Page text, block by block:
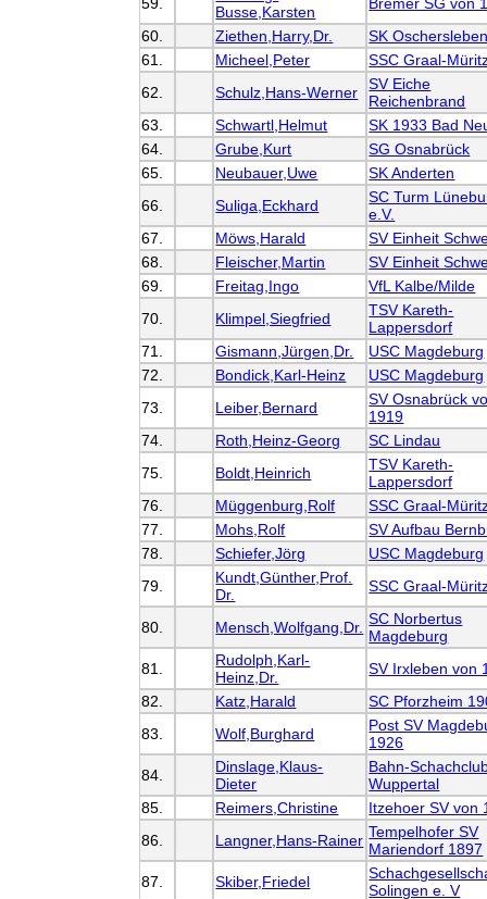
Busse,Karsten
60.
Ziethen,Harry,Dr.
SK
61.
Micheel,Peter
SSC Graal-
62.
Schulz,Hans-Werner
SV Eiche
Reichenbrand
63.
Schwartl,Helmut
SK 1933 Bad
64.
Grube,Kurt
SG Osnabrück
65.
Neubauer,Uwe
SK Anderten
66.
Suliga,Eckhard
SC Turm
e.V.
67.
Möws,Harald
SV Einheit
68.
Fleischer,Martin
SV Einheit
69.
Freitag,Ingo
VfL Kalbe/Milde
70.
Klimpel,Siegfried
TSV Kareth-
Lappersdorf
71.
Gismann,Jürgen,Dr.
USC Magdeburg
72.
Bondick,Karl-Heinz
USC Magdeburg
73.
Leiber,Bernard
SV Osnabrück
1919
74.
Roth,Heinz-Georg
SC Lindau
75.
Boldt,Heinrich
TSV Kareth-
Lappersdorf
76.
Müggenburg,Rolf
SSC Graal-
77.
Mohs,Rolf
SV Aufbau
78.
Schiefer,Jörg
USC Magdeburg
79.
Kundt,Günther,Prof.
Dr.
SSC Graal-
80. Mensch,Wolfgang,Dr. SC Norbertus
Magdeburg
81.
Rudolph,Karl-
Heinz,Dr.
SV Irxleben von
82.
Katz,Harald
SC Pforzheim
83.
Wolf,Burghard
Post SV
1926
84.
Dinslage,Klaus-
Dieter
Bahn-
Wuppertal
85.
Reimers,Christine
Itzehoer SV von
86.
Langner,Hans-Rainer Tempelhofer SV
Mariendorf 1897
87.
Skiber,Friedel
Solingen e. V